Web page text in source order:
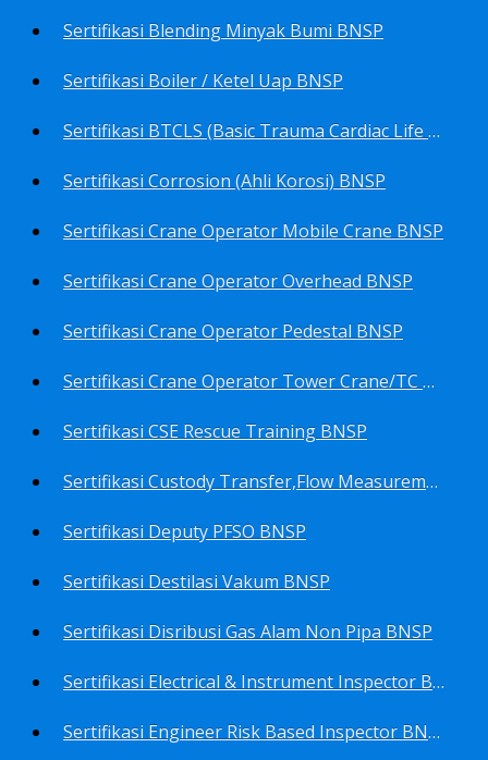
Sertifikasi Blending Minyak Bumi BNSP
Sertifikasi Boiler / Ketel Uap BNSP
Sertifikasi BTCLS (Basic Trauma Cardiac Life Support) BNSP
Sertifikasi Corrosion (Ahli Korosi) BNSP
Sertifikasi Crane Operator Mobile Crane BNSP
Sertifikasi Crane Operator Overhead BNSP
Sertifikasi Crane Operator Pedestal BNSP
Sertifikasi Crane Operator Tower Crane/TC BNSP
Sertifikasi CSE Rescue Training BNSP
Sertifikasi Custody Transfer,Flow Measurement&Flow Meter (Harga Khusus) BNSP
Sertifikasi Deputy PFSO BNSP
Sertifikasi Destilasi Vakum BNSP
Sertifikasi Disribusi Gas Alam Non Pipa BNSP
Sertifikasi Electrical & Instrument Inspector BNSP
Sertifikasi Engineer Risk Based Inspector BNSP